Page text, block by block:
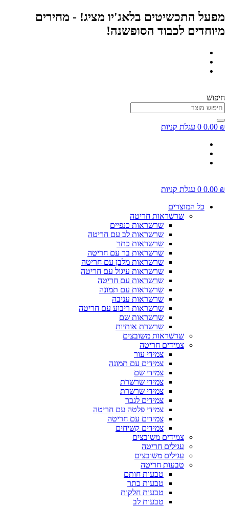
התכשיטים בלאג'יו מציג! - מחירים
לכבוד הסופשנה!
0 עגלת קניות
0 עגלת קניות
כל המוצרים
שרשראות חריטה
שרשראות כנפיים
שרשראות לב עם חריטה
שרשראות כתר
שרשראות בר עם חריטה
שרשראות מלבן עם חריטה
שרשראות עיגול עם חריטה
שרשראות עם חריטה
שרשראות עם תמונה
שרשראות עניבה
שרשראות ריבוע עם חריטה
שרשראות שם
שרשרת אותיות
שרשראות משובצים
צמידים חריטה
צמידי עור
צמידים עם תמונה
צמידי שם
צמידי שרשרת
צמידי שרשרת
צמידים לגבר
צמידי פלטה עם חריטה
צמידים עם חריטה
צמידים קשיחים
צמידים משובצים
עגילים חריטה
עגילים משובצים
טבעות חריטה
טבעות חותם
טבעות כתר
טבעות חלקות
טבעות לב